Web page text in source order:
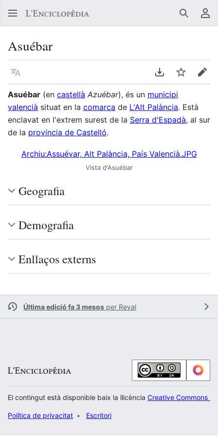
Buscar
Asuébar
Llegir en un atre idioma Descarregar en
Vigilar
Asuébar (en castellà Azuébar), és un municipi
valencià situat en la comarca de L'Alt Palància. Està
enclavat en l'extrem surest de la Serra d'Espadà, al sur
de la província de Castelló.
Archiu:Assuévar, Alt Palància, País Valencià.JPG
Vista d'Asuébar
Geografia
Demografia
Enllaços externs
Última edició fa 3 mesos per Reval
El contingut està disponible baix la llicència Creative Commons
Política de privacitat Escritori